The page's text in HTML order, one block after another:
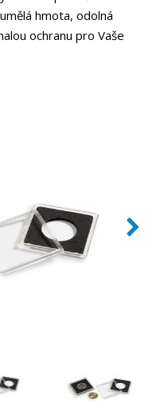
hmota, odolná
ochranu pro Vaše
drží a zároveň